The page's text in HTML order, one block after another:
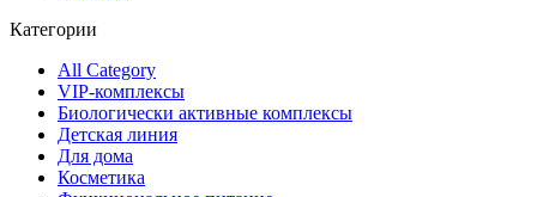
Категории
All Category
VIP-комплексы
Биологически активные комплексы
Детская линия
Для дома
Косметика